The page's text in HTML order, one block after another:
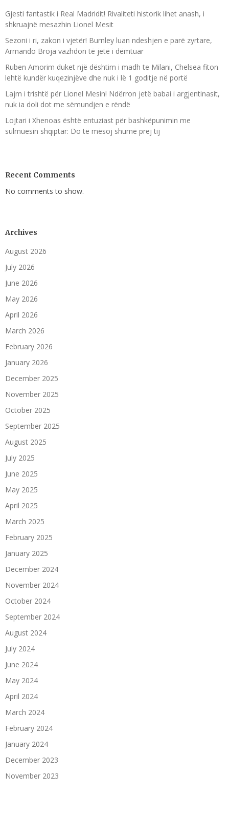
Gjesti fantastik i Real Madridit! Rivaliteti historik lihet anash, i
shkruajnë mesazhin Lionel Mesit
Sezoni i ri, zakon i vjetër! Burnley luan ndeshjen e parë zyrtare,
Armando Broja vazhdon të jetë i dëmtuar
Ruben Amorim duket një dështim i madh te Milani, Chelsea fiton
lehtë kundër kuqezinjëve dhe nuk i lë 1 goditje në portë
Lajm i trishtë për Lionel Mesin! Ndërron jetë babai i argjentinasit,
nuk ia doli dot me sëmundjen e rëndë
Lojtari i Xhenoas është entuziast për bashkëpunimin me
sulmuesin shqiptar: Do të mësoj shumë prej tij
Recent Comments
No comments to show.
Archives
August 2026
July 2026
June 2026
May 2026
April 2026
March 2026
February 2026
January 2026
December 2025
November 2025
October 2025
September 2025
August 2025
July 2025
June 2025
May 2025
April 2025
March 2025
February 2025
January 2025
December 2024
November 2024
October 2024
September 2024
August 2024
July 2024
June 2024
May 2024
April 2024
March 2024
February 2024
January 2024
December 2023
November 2023